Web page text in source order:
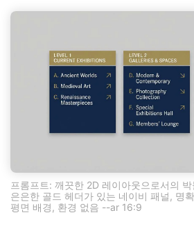
프롬프트: 깨끗한 2D 레이아웃으로서의
은은한 골드 헤더가 있는 네이비 패널, 명
평면 배경, 환경 없음 --ar 16:9